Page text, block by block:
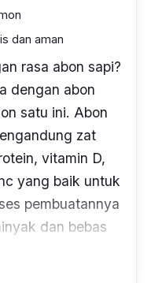
dan aman
rasa abon sapi?
dengan abon
satu ini. Abon
zat
vitamin D,
yang baik untuk
pembuatannya
dan bebas